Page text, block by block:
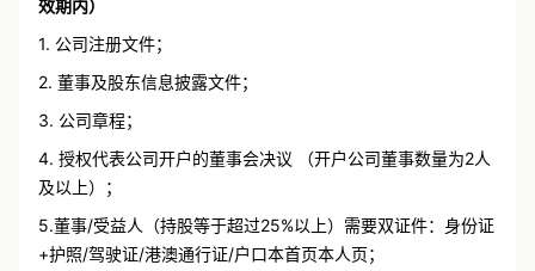
效期内）
1. 公司注册文件；
2. 董事及股东信息披露文件；
3. 公司章程；
4. 授权代表公司开户的董事会决议 （开户公司董事数量为2人
及以上）；
5.董事/受益人（持股等于超过25%以上）需要双证件：身份证
+护照/驾驶证/港澳通行证/户口本首页本人页；